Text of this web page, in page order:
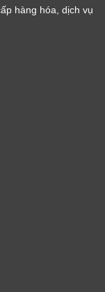
hàng hóa, dịch vụ